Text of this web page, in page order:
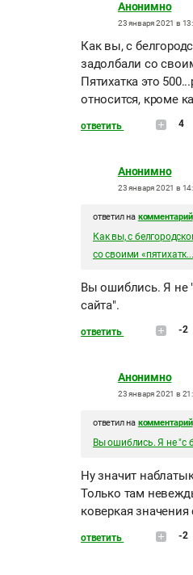
Анонимно
23 января 2021 в
Как вы, с
задолбали со
Пятихатка это
относится, кроме
ответить 4
Анонимно
23 января 2021 в
ответил на комментарий
Как вы, с
со своими «пятихатк...
Вы ошиблись. Я не
сайта".
ответить -2
Анонимно
23 января 2021 в
ответил на комментарий
Вы ошиблись. Я не "с
Ну значит
Только там
коверкая значения
ответить -2